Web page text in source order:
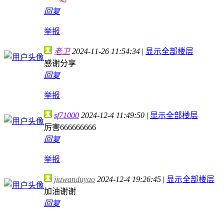
回复
举报
老卫2024-11-26 11:54:34 | 显示全部楼层
感谢分享
回复
举报
sf71000 2024-12-4 11:49:50 | 显示全部楼层
厉害666666666
回复
举报
jiuwanduyao 2024-12-4 19:26:45 | 显示全部楼层
加油谢谢
回复